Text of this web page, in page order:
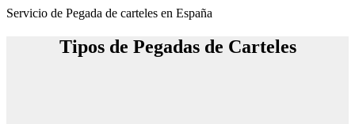
Servicio de Pegada de carteles en España
Tipos de Pegadas de Carteles